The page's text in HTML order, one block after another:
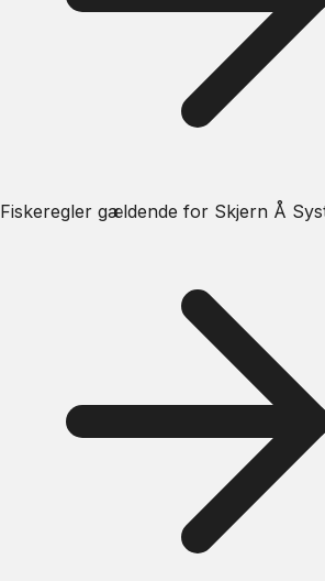
Fiskeregler gældende for Skjern Å